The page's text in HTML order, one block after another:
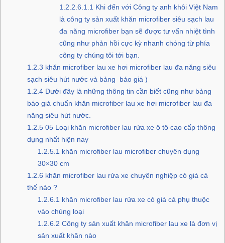
1.2.2.6.1.1 Khi đến với Công ty anh khôi Việt Nam
là công ty sản xuất khăn microfiber siêu sạch lau
đa năng microfiber bạn sẽ được tư vấn nhiệt tình
cũng như phản hồi cực kỳ nhanh chóng từ phía
công ty chúng tôi tới bạn.
1.2.3 khăn microfiber lau xe hơi microfiber lau đa năng siêu
sạch siêu hút nước và bảng báo giá )
1.2.4Dưới đây là những thông tin cần biết cũng như bảng
báo giá chuẩn khăn microfiber lau xe hơi microfiber lau đa
năng siêu hút nước.
1.2.505 Loại khăn microfiber lau rửa xe ô tô cao cấp thông
dụng nhất hiện nay
1.2.5.1 khăn microfiber lau microfiber chuyên dụng
30×30 cm
1.2.6 khăn microfiber lau rửa xe chuyên nghiệp có giá cả
thế nào ?
1.2.6.1 khăn microfiber lau rửa xe có giá cả phụ thuộc
vào chủng loại
1.2.6.2 Công ty sản xuất khăn microfiber lau xe là đơn vị
sản xuất khăn nào